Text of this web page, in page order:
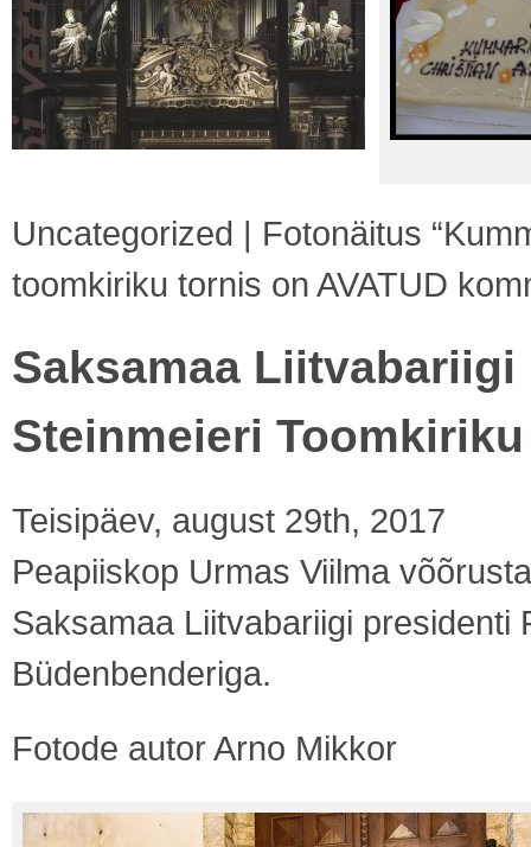
Uncategorized | Fotonäitus
toomkiriku tornis on AVATUD
Saksamaa
Steinmeieri
Teisipäev, august 29th, 2017
Peapiiskop Urmas Viilma
Saksamaa Liitvabariigi presidenti
Büdenbenderiga.
Fotode autor Arno Mikkor